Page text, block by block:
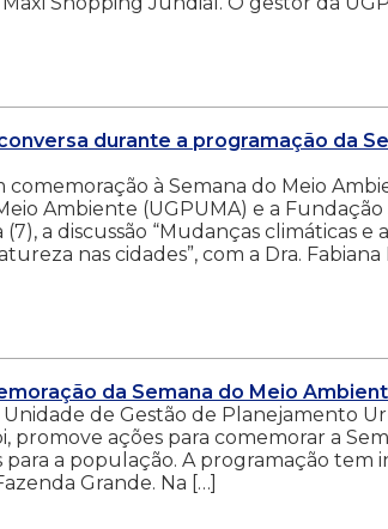
durante a programação da
à Semana do Meio
Ambiente (UGPUMA) e a Fundação
a discussão “Mudanças climáticas e
nas cidades”, com a Dra. Fabiana
da Semana do Meio
de Gestão de Planejamento
promove ações para comemorar a
a população. A programação tem
Grande. Na […]